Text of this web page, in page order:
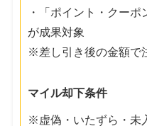
・「ポイント・クーポ
が成果対象
※差し引き後の金額で
マイル却下条件
※虚偽・いたずら・未